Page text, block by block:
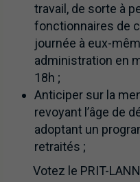
travail, de sorte à
fonctionnaires de
journée à eux-
administration en
18h ;
Anticiper sur la
revoyant l’âge de
adoptant un
retraités ;
Votez le PRIT-